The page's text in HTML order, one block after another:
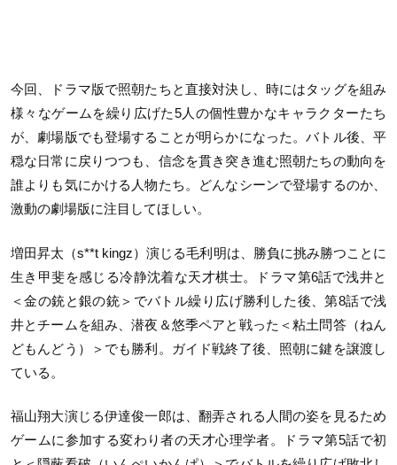
今回、ドラマ版で照朝たちと直接対決し、時にはタッグを組み
様々なゲームを繰り広げた5人の個性豊かなキャラクターたち
が、劇場版でも登場することが明らかになった。バトル後、平
穏な日常に戻りつつも、信念を貫き突き進む照朝たちの動向を
誰よりも気にかける人物たち。どんなシーンで登場するのか、
激動の劇場版に注目してほしい。
増田昇太（s**t kingz）演じる毛利明は、勝負に挑み勝つことに
生き甲斐を感じる冷静沈着な天才棋士。ドラマ第6話で浅井と
＜金の銃と銀の銃＞でバトル繰り広げ勝利した後、第8話で浅
井とチームを組み、潜夜＆悠季ペアと戦った＜粘土問答（ねん
どもんどう）＞でも勝利。ガイド戦終了後、照朝に鍵を譲渡し
ている。
福山翔大演じる伊達俊一郎は、翻弄される人間の姿を見るため
ゲームに参加する変わり者の天才心理学者。ドラマ第5話で初